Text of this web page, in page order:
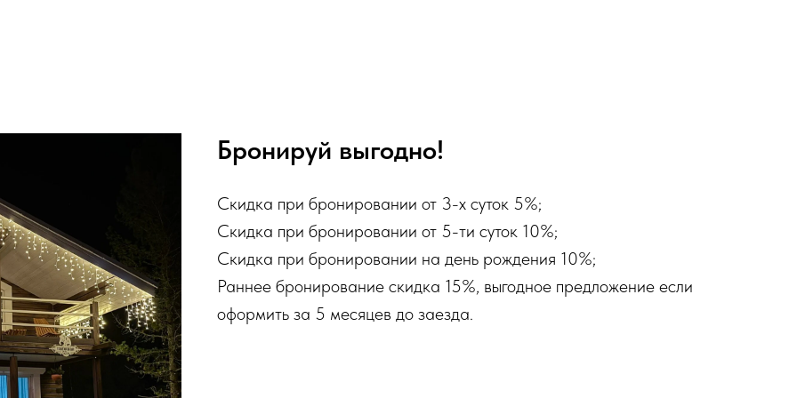
Бронируй выгодно!
Скидка при бронировании от 3-х суток 5%;
Скидка при бронировании от 5-ти суток 10%;
Скидка при бронировании на день рождения 10%;
Раннее бронирование скидка 15%, выгодное предложение если
оформить за 5 месяцев до заезда.